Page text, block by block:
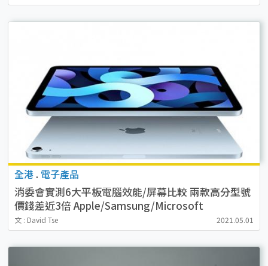
全港 . 電子產品
消委會實測6大平板電腦效能/屏幕比較 兩款高分型號
價錢差近3倍 Apple/Samsung/Microsoft
文 : David Tse 2021.05.01